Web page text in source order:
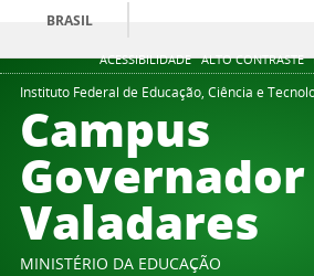
ACESSIBILIDADE ALTO CONTRASTE
BRASIL
Instituto Federal de Educação, Ciência e
Campus
Governador
Valadares
MINISTÉRIO DA EDUCAÇÃO